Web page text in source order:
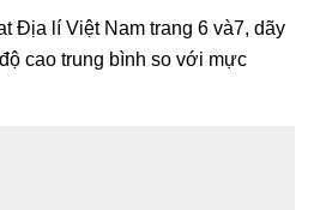
Địa lí Việt Nam trang 6 và7, dãy
cao trung bình so với mực